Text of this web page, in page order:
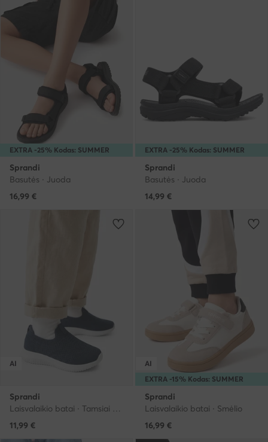
EXTRA -25% Kodas: SUMMER
Sprandi
Basutės · Juoda
16,99 €
EXTRA -25% Kodas: SUMMER
Sprandi
Basutės · Juoda
14,99 €
AI
Sprandi
Laisvalaikio batai · Tamsiai mėlyna
11,99 €
EXTRA -15% Kodas: SUMMER
AI
Sprandi
Laisvalaikio batai · Smėlio
16,99 €